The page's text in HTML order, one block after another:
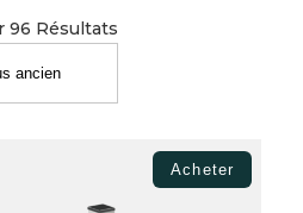
96 Résultats
Acheter